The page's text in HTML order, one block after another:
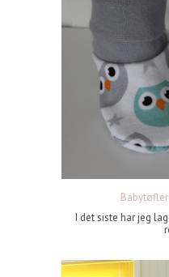
I det siste har jeg